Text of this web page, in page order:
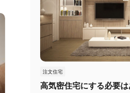
注文住宅
高気密住宅にする必要